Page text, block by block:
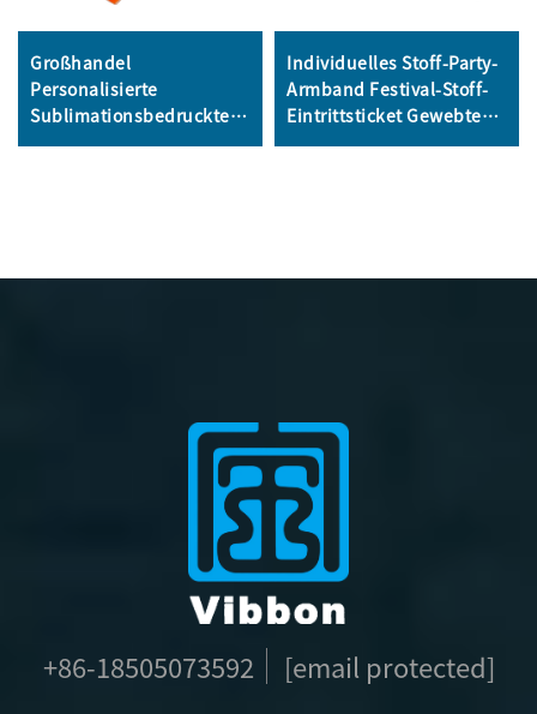
Großhandel
Personalisierte
Sublimationsbedruckte
Einweg-Armband
Individuelles Stoff-Party-
Armband Festival-Stoff-
Eintrittsticket Gewebte
Handgelenk-Armbänder
+86-18505073592 [email protected]